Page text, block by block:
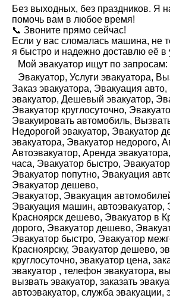
Без выходных, без праздников. Я
помочь вам в любое время!
📞 Звоните прямо сейчас!
Если у вас сломалась машина, не
я быстро и надежно доставлю её в
Мой эвакуатор ищут по запросам:
Эвакуатор, Услуги эвакуатора,
Заказ эвакуатора, Эвакуация авто,
эвакуатор, Дешевый эвакуатор,
Эвакуатор круглосуточно,
Эвакуировать автомобиль,
Недорогой эвакуатор, Эвакуатор
эвакуатора, Эвакуатор недорого,
Автоэвакуатор, Аренда
часа, Эвакуатор быстро,
Эвакуатор попутно, Эвакуация
Эвакуатор дешево,
Эвакуатор, Эвакуация
Эвакуация машин, автоэвакуатор,
Красноярск дешево, Эвакуатор в
дорого, Эвакуатор дешево,
Эвакуатор быстро, Эвакуатор
Красноярску, Эвакуатор дешево,
круглосуточно, эвакуатор цена,
эвакуатор , телефон эвакуатора,
вызвать эвакуатор, заказать
автоэвакуатор, служба эвакуации,